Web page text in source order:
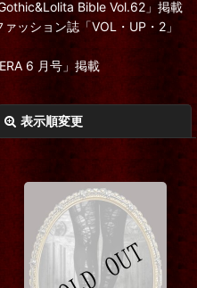
Bible Vol.62」掲載
ッション誌「VOL・UP・2」
6 月号」掲載
表示順変更